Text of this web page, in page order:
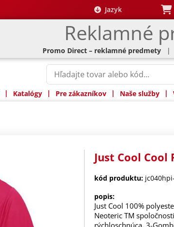
Reklamné
Jazyk
Promo Direct – reklamné predmety |
| Katalógy | Pre zákazníkov | Naše služby |
Just Cool Cool
kód produktu:
popis:
Just Cool 100%
Neoteric TM
rýchloschnúca. 3-